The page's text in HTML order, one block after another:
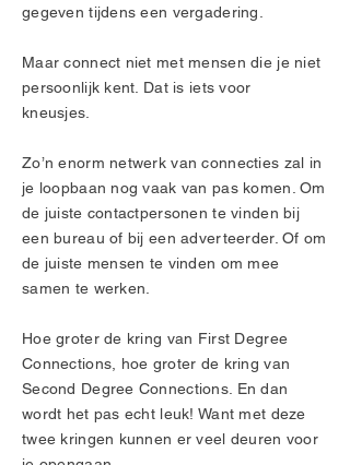
gegeven tijdens een vergadering.
Maar connect niet met mensen die je niet
persoonlijk kent. Dat is iets voor
kneusjes.
Zo’n enorm netwerk van connecties zal in
je loopbaan nog vaak van pas komen. Om
de juiste contactpersonen te vinden bij
een bureau of bij een adverteerder. Of om
de juiste mensen te vinden om mee
samen te werken.
Hoe groter de kring van First Degree
Connections, hoe groter de kring van
Second Degree Connections. En dan
wordt het pas echt leuk! Want met deze
twee kringen kunnen er veel deuren voor